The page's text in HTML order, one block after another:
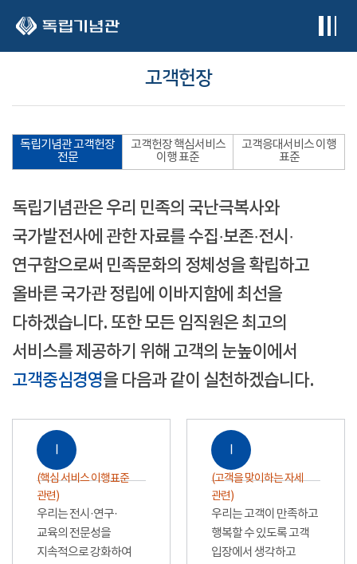
고객헌장
독립기념관 고객헌장
전문
고객헌장 핵심서비스
이행 표준
고객응대서비스 이행
표준
독립기념관은 우리 민족의 국난극복사와
국가발전사에 관한 자료를 수집·보존·전시·
연구함으로써 민족문화의 정체성을 확립하고
올바른 국가관 정립에 이바지함에 최선을
다하겠습니다. 또한 모든 임직원은 최고의
서비스를 제공하기 위해 고객의 눈높이에서
고객중심경영을 다음과 같이 실천하겠습니다.
Ⅰ
(핵심 서비스 이행표준
관련)
우리는 전시·연구·
교육의 전문성을
지속적으로 강화하여
Ⅰ
(고객을 맞이하는 자세
관련)
우리는 고객이 만족하고
행복할 수 있도록 고객
입장에서 생각하고